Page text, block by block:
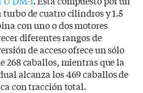
de cuatro cilindros y 1.5
con uno o dos motores
diferentes rangos de
de acceso ofrece un sólo
268 caballos, mientras que la
alcanza los 469 caballos de
con tracción total.